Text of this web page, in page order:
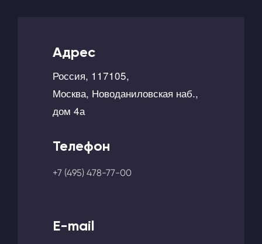
Адрес
Россия, 117105,
Москва, Новоданиловская наб.,
дом 4а
Телефон
+7 (495) 478-77-00
E-mail